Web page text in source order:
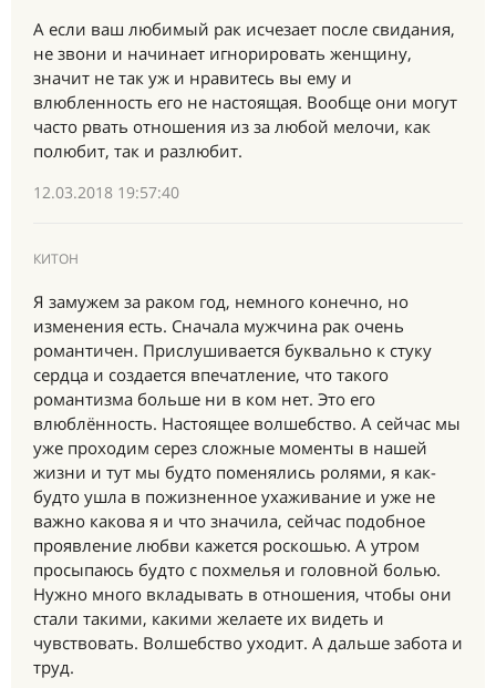
А если ваш любимый рак исчезает после свидания,
не звони и начинает игнорировать женщину,
значит не так уж и нравитесь вы ему и
влюбленность его не настоящая. Вообще они могут
часто рвать отношения из за любой мелочи, как
полюбит, так и разлюбит.
12.03.2018 19:57:40
КИТОН
Я замужем за раком год, немного конечно, но
изменения есть. Сначала мужчина рак очень
романтичен. Прислушивается буквально к стуку
сердца и создается впечатление, что такого
романтизма больше ни в ком нет. Это его
влюблённость. Настоящее волшебство. А сейчас мы
уже проходим серез сложные моменты в нашей
жизни и тут мы будто поменялись ролями, я как-
будто ушла в пожизненное ухаживание и уже не
важно какова я и что значила, сейчас подобное
проявление любви кажется роскошью. А утром
просыпаюсь будто с похмелья и головной болью.
Нужно много вкладывать в отношения, чтобы они
стали такими, какими желаете их видеть и
чувствовать. Волшебство уходит. А дальше забота и
труд.